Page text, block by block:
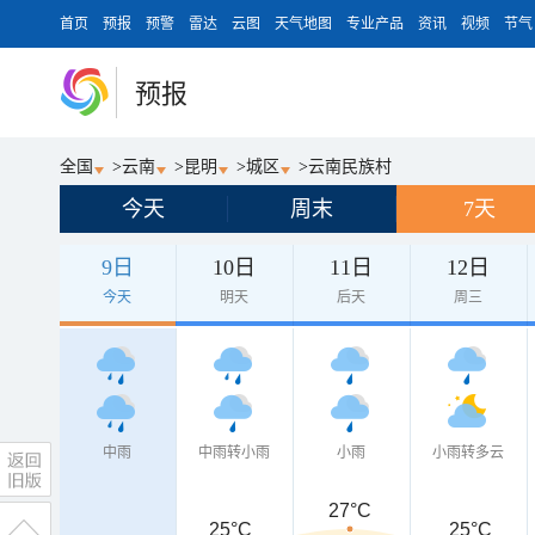
首页 预报 预警 雷达 云图 天气地图 专业产品 资讯 视频 节气
预报
全国 >云南 > 昆明 >城区 >云南民族村
今天 周末 7天
9日
今天
10日
明天
11日
后天
12日
周三
中雨 中雨转小雨 小雨 小雨转多云
25°C
27°C
25°C